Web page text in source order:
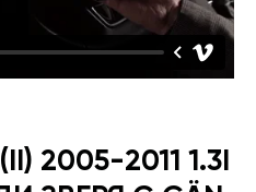
2005-2011 1.3I